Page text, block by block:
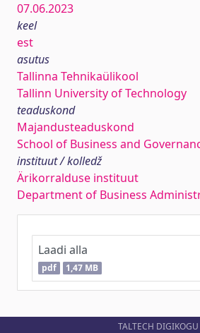
07.06.2023
keel
est
asutus
Tallinna Tehnikaülikool
Tallinn University of Technology
teaduskond
Majandusteaduskond
School of Business and
instituut / kolledž
Ärikorralduse instituut
Department of Business
Laadi alla
pdf 1,47 MB
TALTECH DIGIKOGU